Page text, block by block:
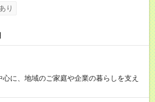
り
心に、地域のご家庭や企業の暮らしを支え